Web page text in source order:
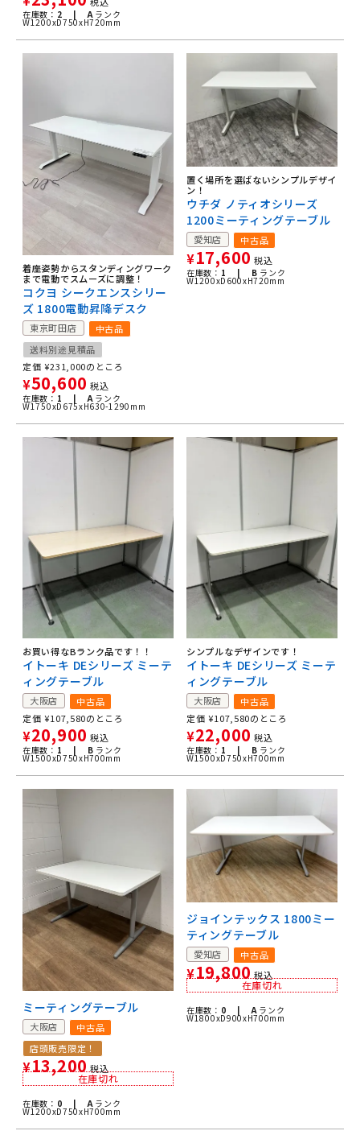
在庫数： 2 | Aランク
W1200xD750xH720mm
着座姿勢からスタンディングワーク
まで電動でスムーズに調整！
コクヨ シークエンスシリー
ズ 1800電動昇降デスク
東京町田店
中古品
送料別途見積品
定価 ¥231,000のところ
¥50,600 税込
在庫数： 1 | A ランク
W1750xD675xH630-1290mm
置く場所を選ばないシンプルデザイ
ン！
ウチダ ノティオシリーズ
1200ミーティングテーブル
愛知店 中古品
¥17,600 税込
在庫数： 1 | B ランク
W1200xD600xH720mm
お買い得なBランク品です！！
イトーキ DEシリーズ ミーテ
ィングテーブル
大阪店
中古品
定価 ¥107,580のところ
¥20,900 税込
在庫数： 1 | B ランク
W1500xD750xH700mm
シンプルなデザインです！
イトーキ DEシリーズ ミーテ
ィングテーブル
大阪店
中古品
定価 ¥107,580のところ
¥22,000 税込
在庫数： 1 | B ランク
W1500xD750xH700mm
ミーティングテーブル
大阪店
中古品
店頭販売限定！
¥13,200 税込
在庫切れ
在庫数： 0 | A ランク
W1200xD750xH700mm
ジョインテックス 1800ミー
ティングテーブル
愛知店 中古品
¥19,800 税込
在庫切れ
在庫数： 0 | Aランク
W1800xD900xH700mm